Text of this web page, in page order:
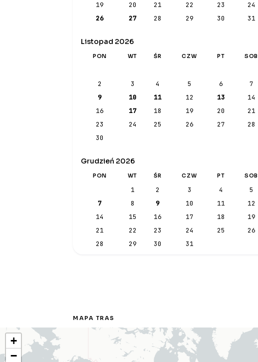
19
20 21 22 23 24
26
27 28 29 30 31
Listopad 2026
PON WT ŚR CZW PT SOB
2
3 4 5 6 7
9
10 11 12 13 14
16
17 18 19 20 21
23
24 25 26 27 28
30
Grudzień 2026
PON WT ŚR CZW PT SOB
1 2 3 4 5
7
8 9 10 11 12
14
15 16 17 18 19
21
22 23 24 25 26
28
29 30 31
MAPA TRAS
+
−